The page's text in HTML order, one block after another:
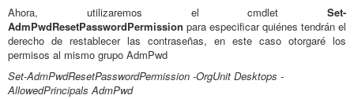
Ahora, utilizaremos el cmdlet Set-
AdmPwdResetPasswordPermission para especificar quiénes tendrán el
derecho de restablecer las contraseñas, en este caso otorgaré los
permisos al mismo grupo AdmPwd
Set-AdmPwdResetPasswordPermission -OrgUnit Desktops -
AllowedPrincipals AdmPwd